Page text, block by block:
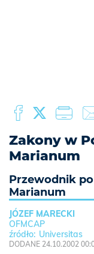
Zakony w
Marianum
Przewodnik
Marianum
JÓZEF MARECKI
OFMCAP
Universitas
DODANE 24.10.2002